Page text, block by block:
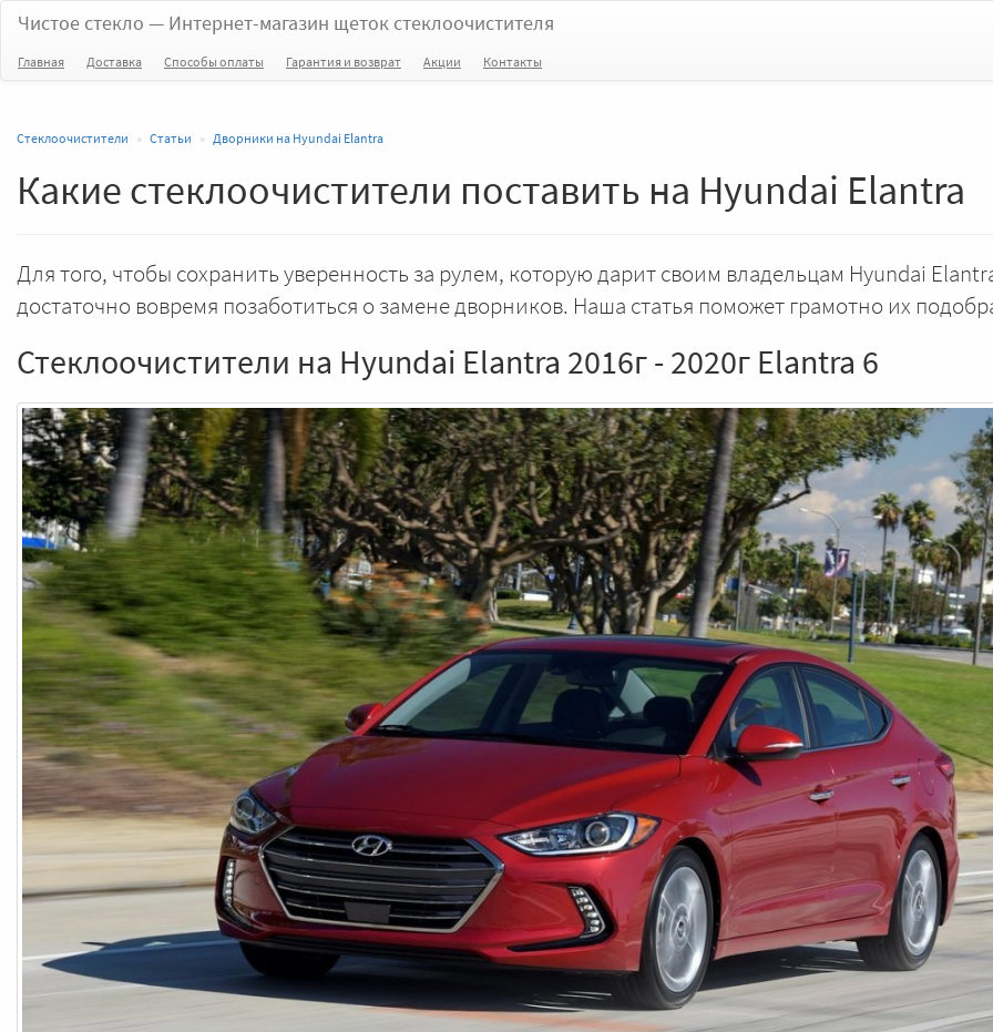
Чистое стекло — Интернет-магазин щеток стеклоочистителя
Главная Доставка Способы оплаты Гарантия и возврат Акции Контакты
Стеклоочистители Статьи Дворники на Hyundai Elantra
Какие стеклоочистители поставить на Hyundai Elantra
Для того, чтобы сохранить уверенность за рулем, которую дарит своим владельцам Hyundai
достаточно вовремя позаботиться о замене дворников. Наша статья поможет грамотно их
Стеклоочистители на Hyundai Elantra 2016г - 2020г Elantra 6